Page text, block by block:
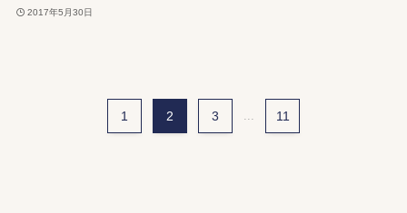
2017年5月30日
1 2 3 ... 11